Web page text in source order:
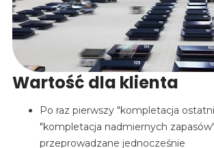
Wartość dla klienta
Po raz pierwszy "kompletacja
"kompletacja nadmiernych
przeprowadzane jednocześnie